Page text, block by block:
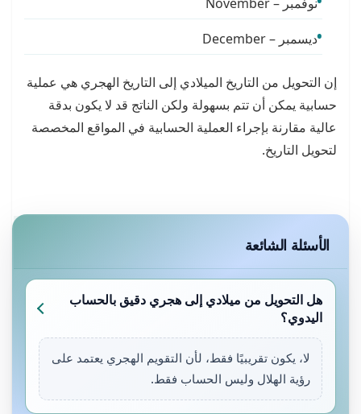
ديسمبر – December
إن التحويل من التاريخ الميلادي إلى التاريخ الهجري هي عملية
حسابية يمكن أن تتم بسهولة ولكن الناتج قد لا يكون بدقة
عالية مقارنة بإجراء العملية الحسابية في المواقع المخصصة
لتحويل التاريخ.
الأسئلة الشائعة
هل التحويل من ميلادي إلى هجري دقيق بالحساب
اليدوي؟
لا، يكون تقريبيًا فقط، لأن التقويم الهجري يعتمد على
رؤية الهلال وليس الحساب فقط.